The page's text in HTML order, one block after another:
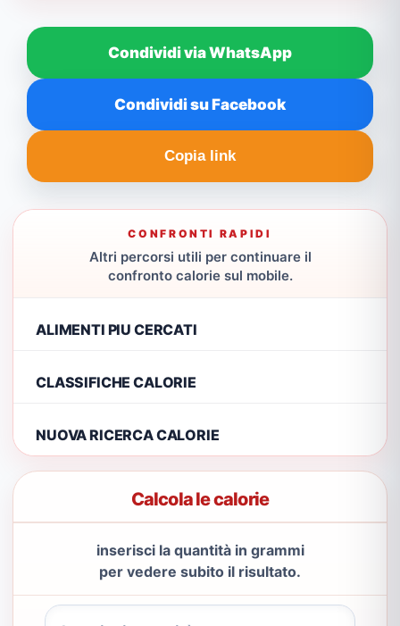
Condividi via WhatsApp
Condividi su Facebook
Copia link
CONFRONTI RAPIDI
Altri percorsi utili per continuare il
confronto calorie sul mobile.
ALIMENTI PIU CERCATI
CLASSIFICHE CALORIE
NUOVA RICERCA CALORIE
Calcola le calorie
inserisci la quantità in grammi
per vedere subito il risultato.